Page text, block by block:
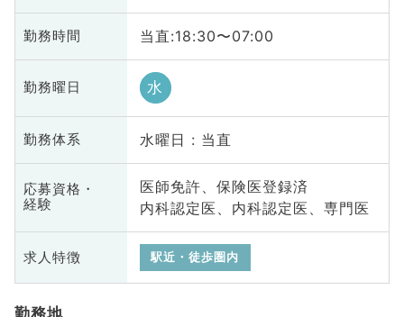
勤務時間 当直:18:30〜07:00
勤務曜日 水
勤務体系 水曜日 : 当直
応募資格・
経験
医師免許、保険医登録済
内科認定医、内科認定医、専門医
求人特徴 駅近・徒歩圏内
勤務地